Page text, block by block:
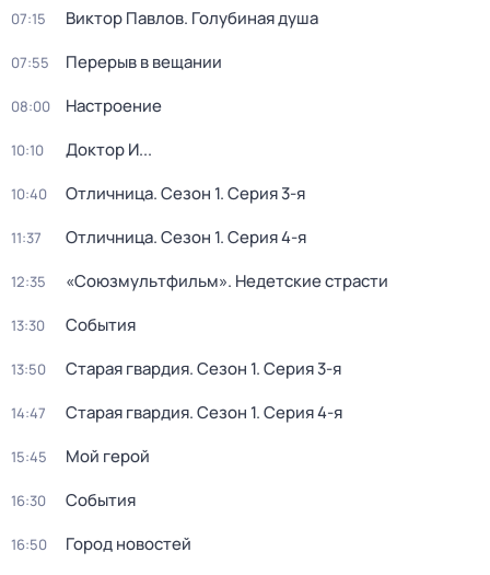
07:15 Виктор Павлов. Голубиная душа
07:55 Перерыв в вещании
08:00 Настроение
10:10 Доктор И...
10:40 Отличница. Сезон 1. Серия 3-я
11:37 Отличница. Сезон 1. Серия 4-я
12:35 «Союзмультфильм». Недетские страсти
13:30 События
13:50 Старая гвардия. Сезон 1. Серия 3-я
14:47 Старая гвардия. Сезон 1. Серия 4-я
15:45 Мой герой
16:30 События
16:50 Город новостей